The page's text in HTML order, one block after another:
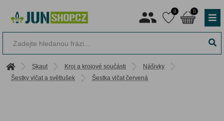
0 0
Skaut Kroj a krojové součásti
Nášivky
Šestky vlčat a světlušek
Šestka vlčat červená